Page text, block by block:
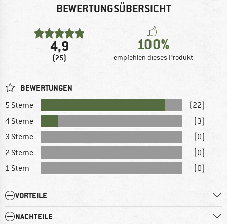
BEWERTUNGSÜBERSICHT
4,9
(25)
100%
empfehlen dieses Produkt
BEWERTUNGEN
5 Sterne
(22)
4 Sterne
(3)
3 Sterne
(0)
2 Sterne
(0)
1 Stern
(0)
VORTEILE
NACHTEILE